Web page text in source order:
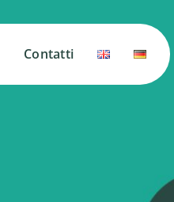
Contatti
Contatti